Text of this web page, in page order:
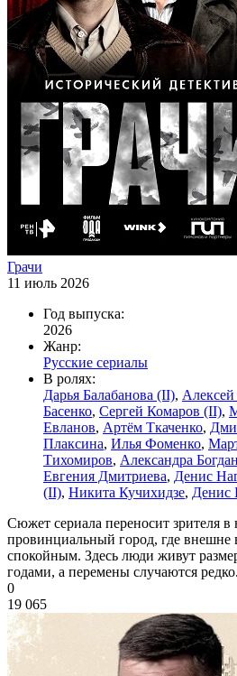
Грачи
11 июль 2026
Год выпуска:
2026
Жанр:
Русские сериалы
В ролях:
Дарья Балабанова (II),
Басенко, Сергей Комаров (II),
Евланов, Артём Ткаченко,
Плаксина, Илья Фоменко,
Тихомиров, Александра
Евгения Дмитриева, Денис
(II), Никита Кучихидзе, Денис
Сюжет сериала переносит зрителя в
провинциальный город, где
спокойным. Здесь люди живут
годами, а перемены случаются редко.
0
19 065